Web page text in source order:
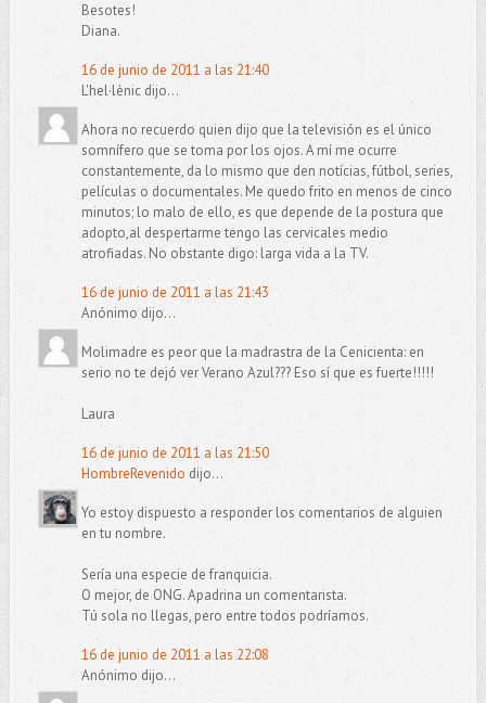
Besotes!
Diana.
16 de junio de 2011 a las 21:40
L'hel·lènic dijo...
Ahora no recuerdo quien dijo que la televisión es el único
somnífero que se toma por los ojos. A mí me ocurre
constantemente, da lo mismo que den notícias, fútbol, series,
películas o documentales. Me quedo frito en menos de cinco
minutos; lo malo de ello, es que depende de la postura que
adopto,al despertarme tengo las cervicales medio
atrofiadas. No obstante digo: larga vida a la TV.
16 de junio de 2011 a las 21:43
Anónimo dijo...
Molimadre es peor que la madrastra de la Cenicienta: en
serio no te dejó ver Verano Azul??? Eso sí que es fuerte!!!!!
Laura
16 de junio de 2011 a las 21:50
HombreRevenido dijo...
Yo estoy dispuesto a responder los comentarios de alguien
en tu nombre.
Sería una especie de franquicia.
O mejor, de ONG. Apadrina un comentarista.
Tú sola no llegas, pero entre todos podríamos.
16 de junio de 2011 a las 22:08
Anónimo dijo...